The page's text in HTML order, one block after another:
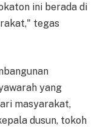
ini berada di
tegas
yang
masyarakat,
dusun, tokoh